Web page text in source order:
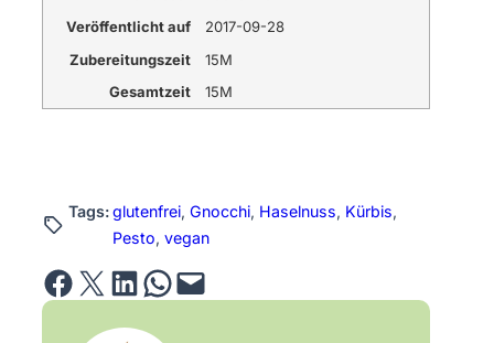
Veröffentlicht auf
2017-09-28
Zubereitungszeit
15M
Gesamtzeit
15M
Tags:glutenfrei, Gnocchi, Haselnuss, Kürbis
Pesto, vegan
Share on Facebook Email this Page Share on LinkedIn Share on WhatsApp Email this Page